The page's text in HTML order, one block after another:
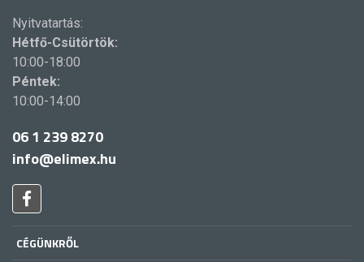
Nyitvatartás:
Hétfő-Csütörtök:
10:00-18:00
Péntek:
10:00-14:00
06 1 239 8270
info@elimex.hu
CÉGÜNKRŐL